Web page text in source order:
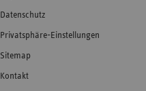
Datenschutz
Privatsphäre-Einstellungen
Sitemap
Kontakt